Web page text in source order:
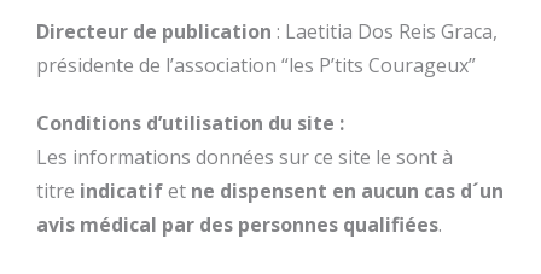
Directeur de publication : Laetitia Dos Reis Graca,
présidente de l’association “les P’tits Courageux”
Conditions d’utilisation du site :
Les informations données sur ce site le sont à
titre indicatifet ne dispensent en aucun cas d´un
avis médical par des personnes qualifiées.